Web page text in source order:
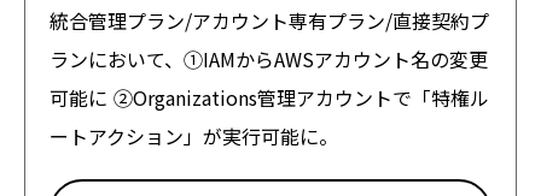
統合管理プラン/アカウント専有プラン/直接契約プ
ランにおいて、①IAMからAWSアカウント名の変更
可能に ②Organizations管理アカウントで「特権ル
ートアクション」が実行可能に。